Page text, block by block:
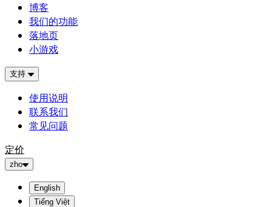
博客
我们的功能
落地页
小游戏
支持
使用说明
联系我们
常见问题
定价
zho
English
Tiếng Việt